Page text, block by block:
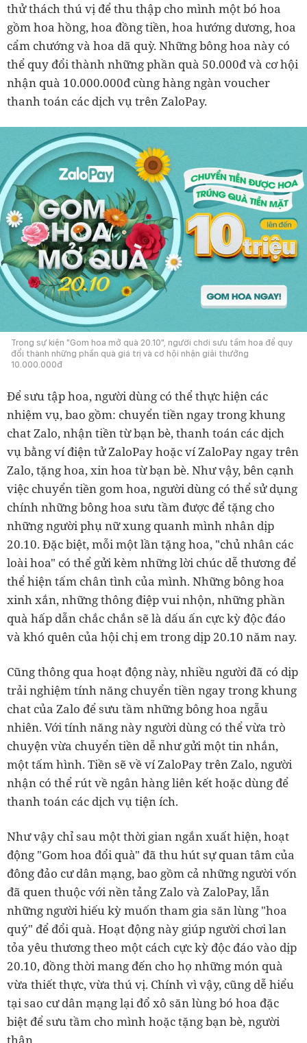
thử thách thú vị để thu thập cho mình một bó hoa
gồm hoa hồng, hoa đồng tiền, hoa hướng dương, hoa
cẩm chướng và hoa dã quỳ. Những bông hoa này có
thể quy đổi thành những phần quà 50.000đ và cơ hội
nhận quà 10.000.000đ cùng hàng ngàn voucher
thanh toán các dịch vụ trên ZaloPay.
Trong sự kiện "Gom hoa mở quà 20.10", người chơi sưu tầm hoa để quy
đổi thành những phần quà giá trị và cơ hội nhận giải thưởng
10.000.000đ
Để sưu tập hoa, người dùng có thể thực hiện các
nhiệm vụ, bao gồm: chuyển tiền ngay trong khung
chat Zalo, nhận tiền từ bạn bè, thanh toán các dịch
vụ bằng ví điện tử ZaloPay hoặc ví ZaloPay ngay trên
Zalo, tặng hoa, xin hoa từ bạn bè. Như vậy, bên cạnh
việc chuyển tiền gom hoa, người dùng có thể sử dụng
chính những bông hoa sưu tầm được để tặng cho
những người phụ nữ xung quanh mình nhân dịp
20.10. Đặc biệt, mỗi một lần tặng hoa, "chủ nhân các
loài hoa" có thể gửi kèm những lời chúc dễ thương để
thể hiện tấm chân tình của mình. Những bông hoa
xinh xắn, những thông điệp vui nhộn, những phần
quà hấp dẫn chắc chắn sẽ là dấu ấn cực kỳ độc đáo
và khó quên của hội chị em trong dịp 20.10 năm nay.
Cũng thông qua hoạt động này, nhiều người đã có dịp
trải nghiệm tính năng chuyển tiền ngay trong khung
chat của Zalo để sưu tầm những bông hoa ngẫu
nhiên. Với tính năng này người dùng có thể vừa trò
chuyện vừa chuyển tiền dễ như gửi một tin nhắn,
một tấm hình. Tiền sẽ về ví ZaloPay trên Zalo, người
nhận có thể rút về ngân hàng liên kết hoặc dùng để
thanh toán các dịch vụ tiện ích.
Như vậy chỉ sau một thời gian ngắn xuất hiện, hoạt
động "Gom hoa đổi quà" đã thu hút sự quan tâm của
đông đảo cư dân mạng, bao gồm cả những người vốn
đã quen thuộc với nền tảng Zalo và ZaloPay, lẫn
những người hiếu kỳ muốn tham gia săn lùng "hoa
quý" để đổi quà. Hoạt động này giúp người chơi lan
tỏa yêu thương theo một cách cực kỳ độc đáo vào dịp
20.10, đồng thời mang đến cho họ những món quà
vừa thiết thực, vừa thú vị. Chính vì vậy, cũng dễ hiểu
tại sao cư dân mạng lại đổ xô săn lùng bó hoa đặc
biệt để sưu tầm cho mình hoặc tặng bạn bè, người
thân.